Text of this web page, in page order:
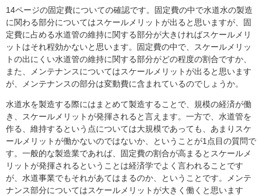
14ページの固定費についての確認です。固定費の中で水道水の製造
に関わる部分についてはスケールメリットが出ると思いますが、固
定費に占める水道管の維持に関する部分が大きければスケールメリ
ットはそれ程効かないと思います。固定費の中で、スケールメリッ
トの出にくい水道管の維持に関する部分がどの程度の割合ですか、
また、メンテナンスについてはスケールメリットが出ると思います
が、メンテナンスの部分は変動費に含まれているのでしょうか。
水道水を製造する際にはまとめて製造することで、規模の経済が働
き、スケールメリットが発揮されると言えます。一方で、水道管を
作る、維持するという点については大規模であっても、あまりスケ
ールメリットが働かないのではないか、ということが1点目の質問で
す。一般的な製造業であれば、固定費の割合が高まるとスケールメ
リットが発揮されるということは経済学でよく言われることです
が、水道事業でもそれがあてはまるのか、ということです。メンテ
ナンス部分についてはスケールメリットが大きく働くと思います